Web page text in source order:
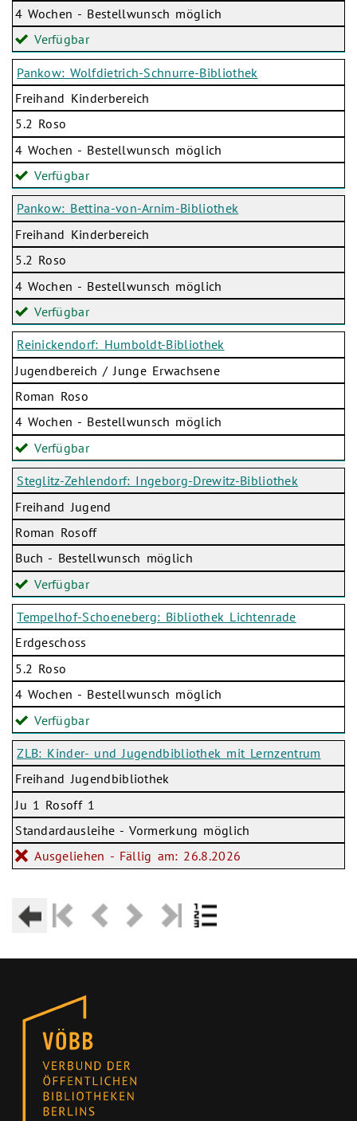
4 Wochen - Bestellwunsch möglich
Verfügbar
Pankow: Wolfdietrich-Schnurre-Bibliothek
Freihand Kinderbereich
5.2 Roso
4 Wochen - Bestellwunsch möglich
Verfügbar
Pankow: Bettina-von-Arnim-Bibliothek
Freihand Kinderbereich
5.2 Roso
4 Wochen - Bestellwunsch möglich
Verfügbar
Reinickendorf: Humboldt-Bibliothek
Jugendbereich / Junge Erwachsene
Roman Roso
4 Wochen - Bestellwunsch möglich
Verfügbar
Steglitz-Zehlendorf: Ingeborg-Drewitz-Bibliothek
Freihand Jugend
Roman Rosoff
Buch - Bestellwunsch möglich
Verfügbar
Tempelhof-Schoeneberg: Bibliothek Lichtenrade
Erdgeschoss
5.2 Roso
4 Wochen - Bestellwunsch möglich
Verfügbar
ZLB: Kinder- und Jugendbibliothek mit Lernzentrum
Freihand Jugendbibliothek
Ju 1 Rosoff 1
Standardausleihe - Vormerkung möglich
Ausgeliehen - Fällig am: 26.8.2026